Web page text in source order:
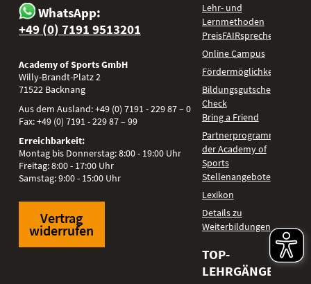
WhatsApp:
+49 (0) 7191 9513201
Academy of Sports GmbH
Willy-Brandt-Platz 2
71522 Backnang
Aus dem Ausland:+49 (0) 7191 - 229 87 – 0
Fax:+49 (0) 7191 - 229 87 – 99
Erreichbarkeit:
Montag bis Donnerstag: 8:00 - 19:00 Uhr
Freitag: 8:00 - 17:00 Uhr
Samstag: 9:00 - 15:00 Uhr
Vertrag
widerrufen
Lehr- und
Lernmethoden
PreisFAIRsprechen
Online Campus
Fördermöglichkeiten
Bildungsgutschein
Check
Bring a Friend
Partnerprogramm
der Academy of
Sports
Stellenangebote
Lexikon
Details zu
Weiterbildungen
TOP-
LEHRGÄNGE